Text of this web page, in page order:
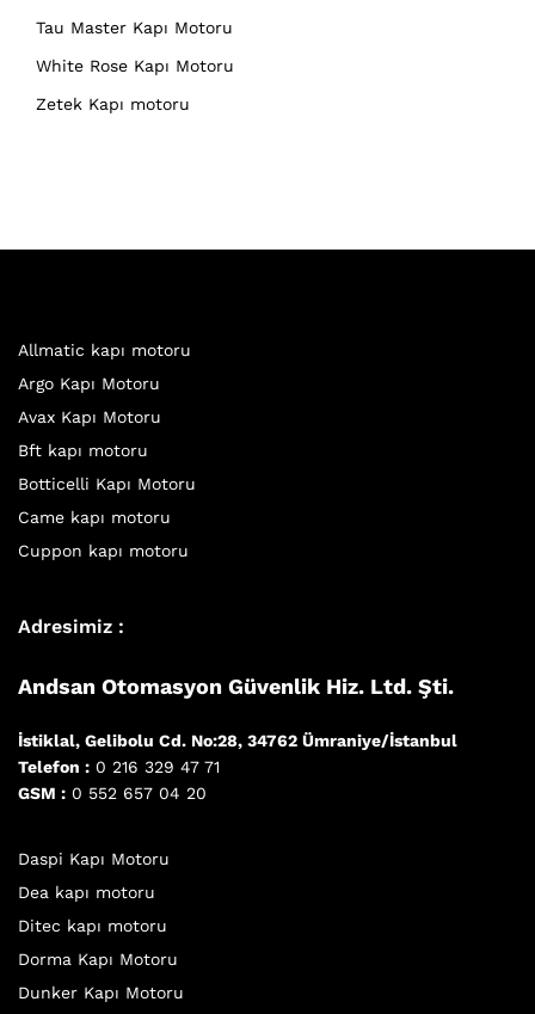
Tau Master Kapı Motoru
White Rose Kapı Motoru
Zetek Kapı motoru
Allmatic kapı motoru
Argo Kapı Motoru
Avax Kapı Motoru
Bft kapı motoru
Botticelli Kapı Motoru
Came kapı motoru
Cuppon kapı motoru
Adresimiz :
Andsan Otomasyon Güvenlik Hiz. Ltd. Şti.
İstiklal, Gelibolu Cd. No:28, 34762 Ümraniye/İstanbul
Telefon : 0 216 329 47 71
GSM : 0 552 657 04 20
Daspi Kapı Motoru
Dea kapı motoru
Ditec kapı motoru
Dorma Kapı Motoru
Dunker Kapı Motoru